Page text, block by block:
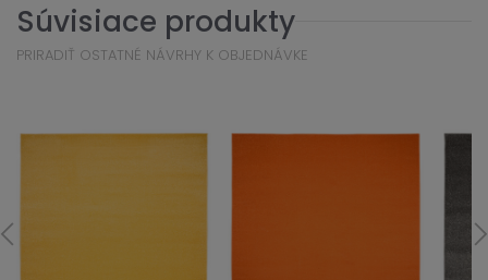
Súvisiace produkty
PRIRADIŤ OSTATNÉ NÁVRHY K OBJEDNÁVKE